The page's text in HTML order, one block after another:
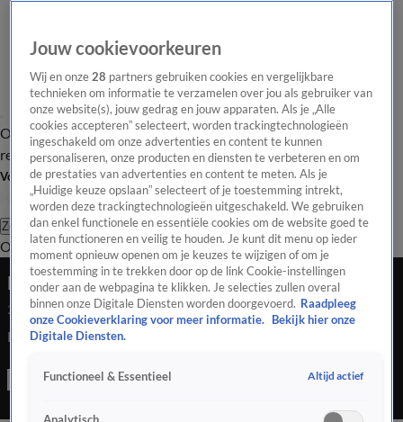
Overzicht Laatste nieuws Regionieuws Het beste van Hart
Tip de
redactie
Volg Hart van Nederland
Zoeken
OverzichtRegioUitzendingenWeerTip de redactiePanelVideo's
Econoom over faillissement ziekenhuizen
24 juli 2020, 21:09
Econoom over faillissement ziekenhuizen
Jouw cookievoorkeuren
Wij en onze28 partners gebruiken cookies en vergelijkbare
technieken om informatie te verzamelen over jou als gebruiker van
onze website(s), jouw gedrag en jouw apparaten. Als je „Alle
cookies accepteren” selecteert, worden trackingtechnologieën
ingeschakeld om onze advertenties en content te kunnen
personaliseren, onze producten en diensten te verbeteren en om
de prestaties van advertenties en content te meten. Als je
„Huidige keuze opslaan” selecteert of je toestemming intrekt,
worden deze trackingtechnologieën uitgeschakeld. We gebruiken
dan enkel functionele en essentiële cookies om de website goed te
laten functioneren en veilig te houden. Je kunt dit menu op ieder
moment opnieuw openen om je keuzes te wijzigen of om je
toestemming in te trekken door op de link Cookie-instellingen
onder aan de webpagina te klikken. Je selecties zullen overal
binnen onze Digitale Diensten worden doorgevoerd. Raadpleeg
onze Cookieverklaring voor meer informatie.
Bekijk hier onze
Digitale Diensten.
Functioneel & Essentieel Altijd actief